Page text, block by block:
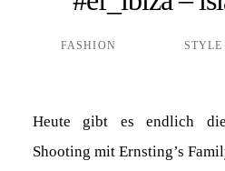
FASHION STYLE
Heute gibt es endlich
Shooting mit Ernsting’s